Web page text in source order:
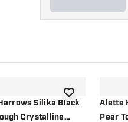
desideriSilika Black
Crystalline
aggiungi allaAlette
Pear